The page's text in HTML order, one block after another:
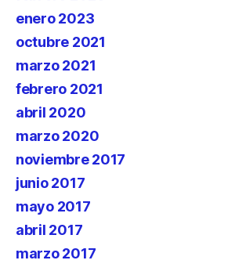
enero 2023
octubre 2021
marzo 2021
febrero 2021
abril 2020
marzo 2020
noviembre 2017
junio 2017
mayo 2017
abril 2017
marzo 2017